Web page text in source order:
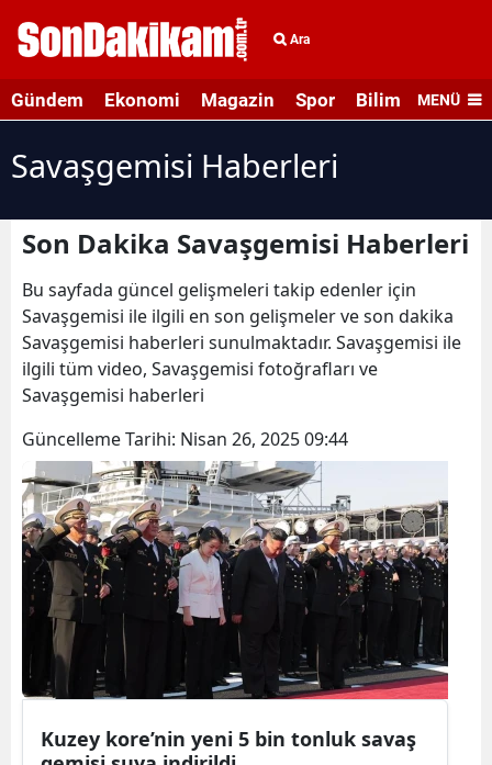
Ara
Gündem Ekonomi Magazin Spor Bilim veMENÜ
Savaşgemisi Haberleri
Son Dakika Savaşgemisi Haberleri
Bu sayfada güncel gelişmeleri takip edenler için
Savaşgemisi ile ilgili en son gelişmeler ve son dakika
Savaşgemisi haberleri sunulmaktadır. Savaşgemisi ile
ilgili tüm video, Savaşgemisi fotoğrafları ve
Savaşgemisi haberleri
Güncelleme Tarihi: Nisan 26, 2025 09:44
Kuzey kore’nin yeni 5 bin tonluk savaş